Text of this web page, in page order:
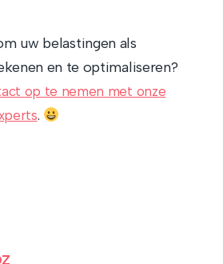
uw belastingen als
en te optimaliseren?
op te nemen met onze
.